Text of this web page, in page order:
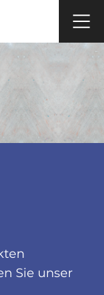
Sie unser